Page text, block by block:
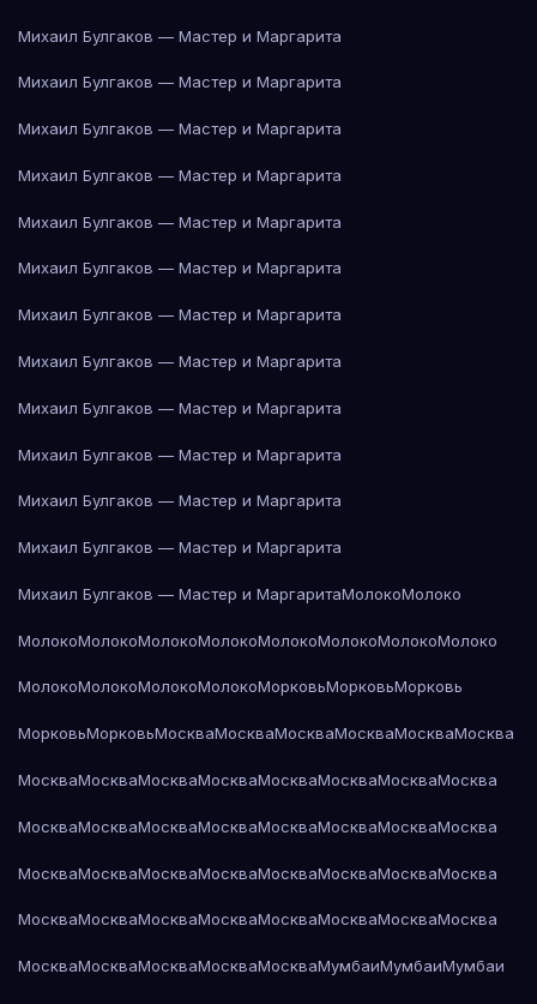
Михаил Булгаков — Мастер и Маргарита
Михаил Булгаков — Мастер и Маргарита
Михаил Булгаков — Мастер и Маргарита
Михаил Булгаков — Мастер и Маргарита
Михаил Булгаков — Мастер и Маргарита
Михаил Булгаков — Мастер и Маргарита
Михаил Булгаков — Мастер и Маргарита
Михаил Булгаков — Мастер и Маргарита
Михаил Булгаков — Мастер и Маргарита
Михаил Булгаков — Мастер и Маргарита
Михаил Булгаков — Мастер и Маргарита
Михаил Булгаков — Мастер и Маргарита
Михаил Булгаков — Мастер и МаргаритаМолокоМолоко
МолокоМолокоМолокоМолокоМолокоМолокоМолокоМолоко
МолокоМолокоМолокоМолокоМорковьМорковьМорковь
МорковьМорковьМоскваМоскваМоскваМоскваМоскваМосква
МоскваМоскваМоскваМоскваМоскваМоскваМоскваМосква
МоскваМоскваМоскваМоскваМоскваМоскваМоскваМосква
МоскваМоскваМоскваМоскваМоскваМоскваМоскваМосква
МоскваМоскваМоскваМоскваМоскваМоскваМоскваМосква
МоскваМоскваМоскваМоскваМоскваМумбаиМумбаиМумбаи